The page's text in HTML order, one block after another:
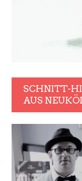
SCHNITT-
AUS